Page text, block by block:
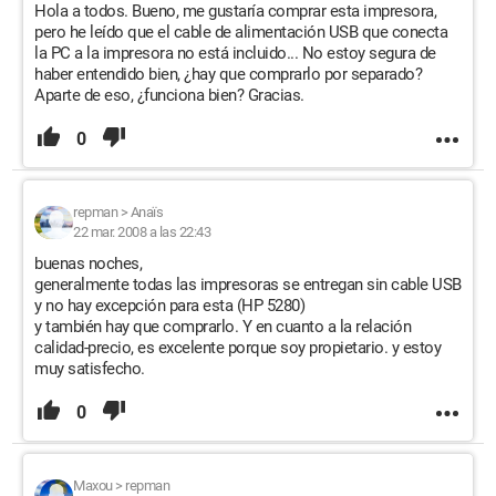
Hola a todos. Bueno, me gustaría comprar esta impresora,
pero he leído que el cable de alimentación USB que conecta
la PC a la impresora no está incluido... No estoy segura de
haber entendido bien, ¿hay que comprarlo por separado?
Aparte de eso, ¿funciona bien? Gracias.
0
repman> Anaïs
22 mar. 2008 a las 22:43
buenas noches,
generalmente todas las impresoras se entregan sin cable USB
y no hay excepción para esta (HP 5280)
y también hay que comprarlo. Y en cuanto a la relación
calidad-precio, es excelente porque soy propietario. y estoy
muy satisfecho.
0
Maxou> repman